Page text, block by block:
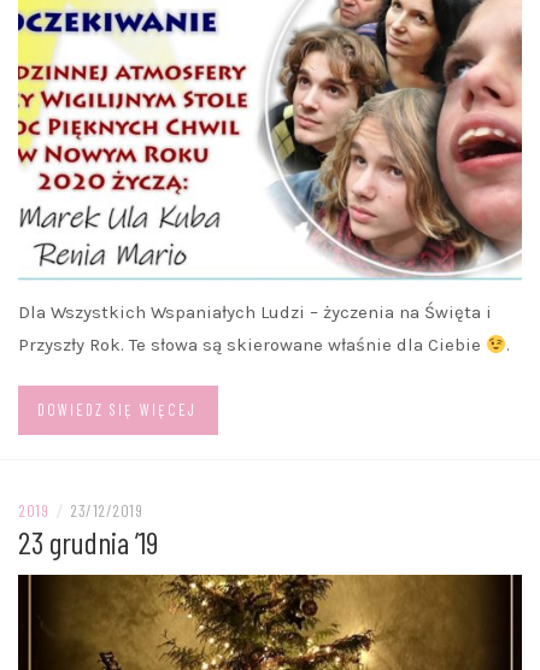
Dla Wszystkich Wspaniałych Ludzi – życzenia na Święta i
Przyszły Rok. Te słowa są skierowane właśnie dla Ciebie
.
DOWIEDZ SIĘ WIĘCEJ
2019 / 23/12/2019
23 grudnia ’19